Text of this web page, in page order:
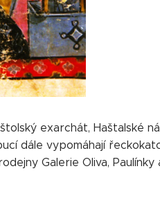
exarchát, Haštalské
dále vypomáhají
Galerie Oliva, Paulínky